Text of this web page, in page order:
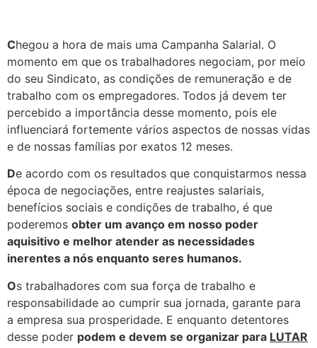
Chegou a hora de mais uma Campanha Salarial. O
momento em que os trabalhadores negociam, por meio
do seu Sindicato, as condições de remuneração e de
trabalho com os empregadores. Todos já devem ter
percebido a importância desse momento, pois ele
influenciará fortemente vários aspectos de nossas vidas
e de nossas famílias por exatos 12 meses.
De acordo com os resultados que conquistarmos nessa
época de negociações, entre reajustes salariais,
benefícios sociais e condições de trabalho, é que
poderemos obter um avanço em nosso poder
aquisitivo e melhor atender as necessidades
inerentes a nós enquanto seres humanos.
Os trabalhadores com sua força de trabalho e
responsabilidade ao cumprir sua jornada, garante para
a empresa sua prosperidade. E enquanto detentores
desse poder podem e devem se organizar para LUTAR